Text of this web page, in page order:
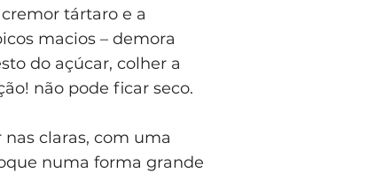
tártaro e a
macios – demora
do açúcar, colher a
não pode ficar seco.
claras, com uma
numa forma grande